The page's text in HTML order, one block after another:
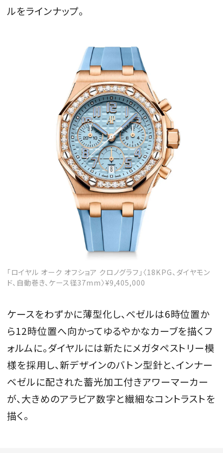
MAGAZINE
SPUR 2026 JULY
2026年9月号
最新号を試し読み
ルをラインナップ。
「ロイヤル オーク オフショア クロノグラフ」〈18KPG、ダイヤモン
ド、自動巻き、ケース径37mm〉¥9,405,000
ケースをわずかに薄型化し、ベゼルは6時位置か
ら12時位置へ向かってゆるやかなカーブを描くフ
ォルムに。ダイヤルには新たにメガタペストリー模
様を採用し、新デザインのバトン型針と、インナー
ベゼルに配された蓄光加工付きアワーマーカー
が、大きめのアラビア数字と繊細なコントラストを
描く。